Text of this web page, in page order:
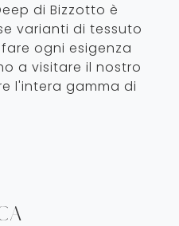
di Bizzotto è
varianti di tessuto
ogni esigenza
a visitare il nostro
l'intera gamma di